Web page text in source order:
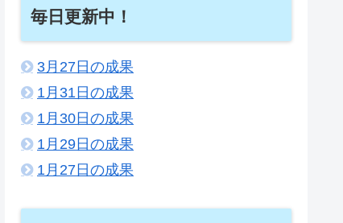
毎日更新中！
3月27日の成果
1月31日の成果
1月30日の成果
1月29日の成果
1月27日の成果